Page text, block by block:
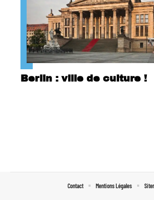
Berlin : ville de culture !
Contact Mentions Légales